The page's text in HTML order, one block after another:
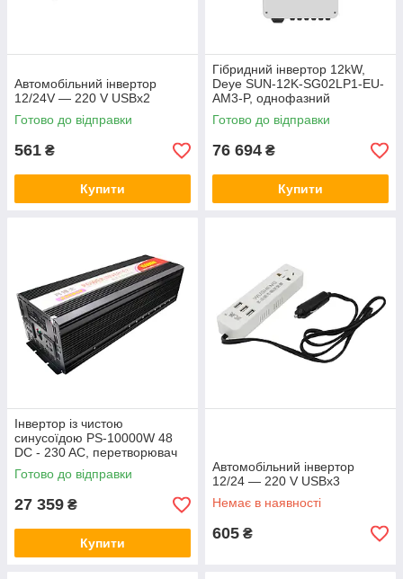
Автомобільний інвертор
12/24V — 220 V USBx2
Готово до відправки
561 ₴
Купити
Гібридний інвертор 12kW,
Deye SUN-12K-SG02LP1-EU-
AM3-P, однофазний
сонячний інвертор
Готово до відправки
76 694 ₴
Купити
Інвертор із чистою
синусоїдою PS-10000W 48
DC - 230 AC, перетворювач
напруги
Готово до відправки
27 359 ₴
Купити
Автомобільний інвертор
12/24 — 220 V USBx3
Немає в наявності
605 ₴